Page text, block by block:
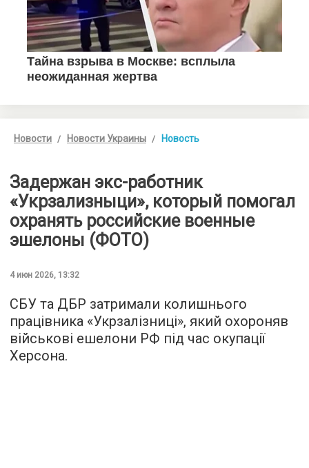
Новости Новости Украины Новость
Задержан экс-работник
«Укрзализныци», который помогал
охранять российские военные
эшелоны (ФОТО)
4 июн 2026, 13:32
СБУ та ДБР затримали колишнього
працівника «Укрзалізниці», який охороняв
військові ешелони РФ під час окупації
Херсона.